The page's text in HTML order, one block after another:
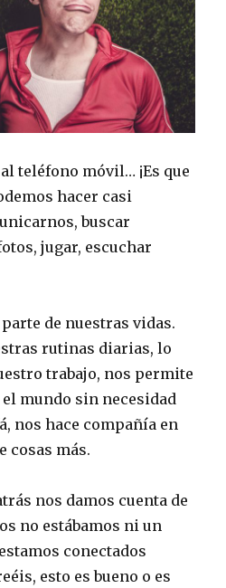
teléfono móvil… ¡Es que
hacer casi
buscar
jugar, escuchar
de nuestras vidas.
rutinas diarias, lo
trabajo, nos permite
el mundo sin necesidad
nos hace compañía en
cosas más.
nos damos cuenta de
no estábamos ni un
conectados
esto es bueno o es